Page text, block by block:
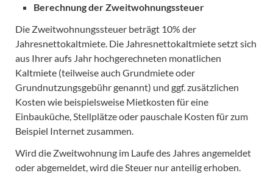
Berechnung der Zweitwohnungssteuer
Die Zweitwohnungssteuer beträgt 10% der
Jahresnettokaltmiete. Die Jahresnettokaltmiete setzt sich
aus Ihrer aufs Jahr hochgerechneten monatlichen
Kaltmiete (teilweise auch Grundmiete oder
Grundnutzungsgebühr genannt) und ggf. zusätzlichen
Kosten wie beispielsweise Mietkosten für eine
Einbauküche, Stellplätze oder pauschale Kosten für zum
Beispiel Internet zusammen.
Wird die Zweitwohnung im Laufe des Jahres angemeldet
oder abgemeldet, wird die Steuer nur anteilig erhoben.